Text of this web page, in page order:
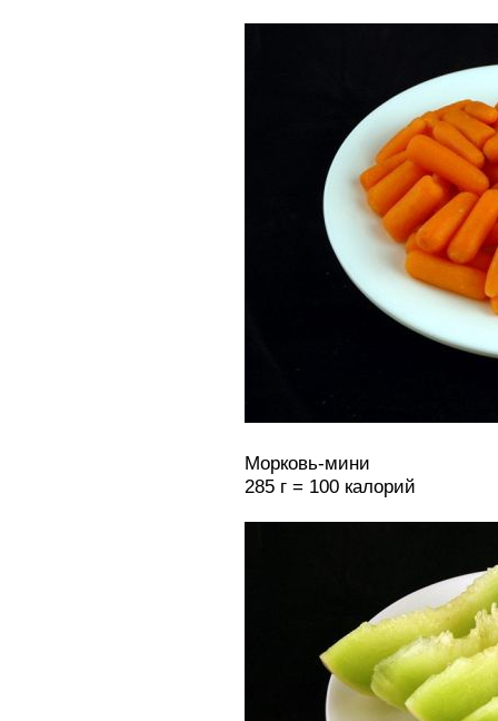
Морковь-мини
285 г = 100 калорий